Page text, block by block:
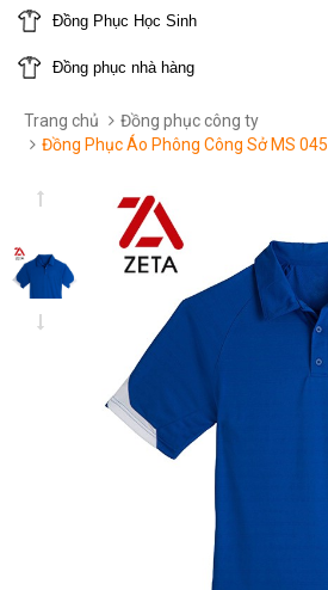
Đồng Phục Học Sinh
Đồng phục nhà hàng
Trang chủ
Đồng phục công ty
Đồng Phục Áo Phông Công Sở MS 045